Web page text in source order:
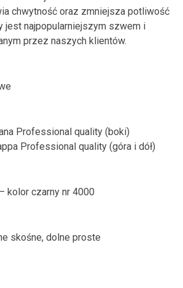
chwytność oraz zmniejsza potliwość
jest najpopularniejszym szwem i
przez naszych klientów.
Professional quality (boki)
Professional quality (góra i dół)
kolor czarny nr 4000
skośne, dolne proste